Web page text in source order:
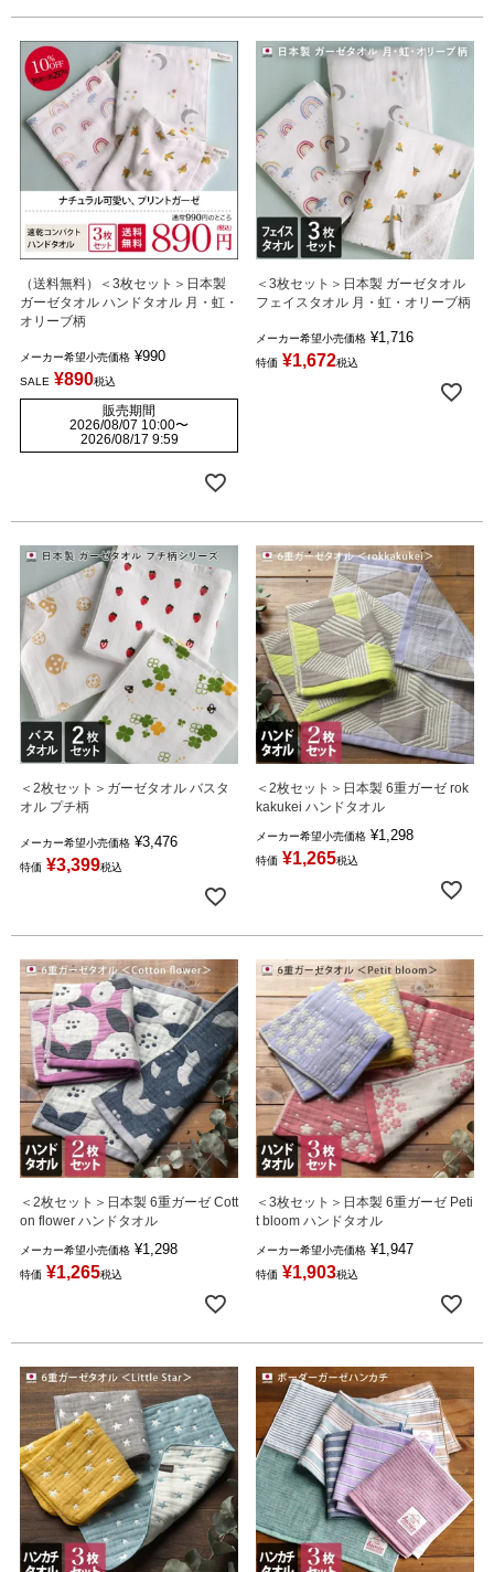
（送料無料）＜3枚セット＞日本製
ガーゼタオル ハンドタオル 月・虹・
オリーブ柄
メーカー希望小売価格 ¥990
SALE ¥890税込
販売期間
2026/08/07 10:00〜
2026/08/17 9:59
＜3枚セット＞日本製 ガーゼタオル
フェイスタオル 月・虹・オリーブ柄
メーカー希望小売価格 ¥1,716
特価 ¥1,672税込
＜2枚セット＞ガーゼタオル バスタ
オル プチ柄
メーカー希望小売価格 ¥3,476
特価 ¥3,399税込
＜2枚セット＞日本製 6重ガーゼ rok
kakukei ハンドタオル
メーカー希望小売価格 ¥1,298
特価 ¥1,265税込
＜2枚セット＞日本製 6重ガーゼ Cott
on flower ハンドタオル
メーカー希望小売価格 ¥1,298
特価 ¥1,265税込
＜3枚セット＞日本製 6重ガーゼ Peti
t bloom ハンドタオル
メーカー希望小売価格 ¥1,947
特価 ¥1,903税込